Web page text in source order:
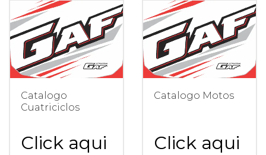
Catalogo
Cuatriciclos
Click aqui
Catalogo Motos
Click aqui